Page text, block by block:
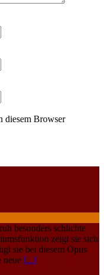
diesem Browser
besonders schlichte
zeigt sie sich
sie bei diesem Opus
neue [...]